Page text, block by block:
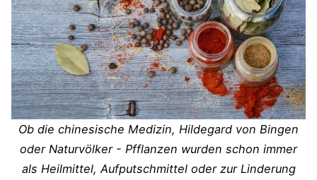
Ob die chinesische Medizin, Hildegard von Bingen
oder Naturvölker - Pfflanzen wurden schon immer
als Heilmittel, Aufputschmittel oder zur Linderung